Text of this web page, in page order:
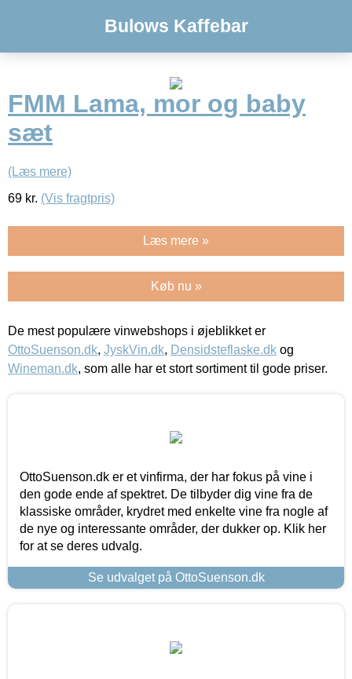
Bulows Kaffebar
FMM Lama, mor og baby
sæt
(Læs mere)
69 kr. (Vis fragtpris)
Læs mere »
Køb nu »
De mest populære vinwebshops i øjeblikket er
OttoSuenson.dk, JyskVin.dk, Densidsteflaske.dk og
Wineman.dk, som alle har et stort sortiment til gode priser.
OttoSuenson.dk er et vinfirma, der har fokus på vine i
den gode ende af spektret. De tilbyder dig vine fra de
klassiske områder, krydret med enkelte vine fra nogle af
de nye og interessante områder, der dukker op. Klik her
for at se deres udvalg.
Se udvalget på OttoSuenson.dk